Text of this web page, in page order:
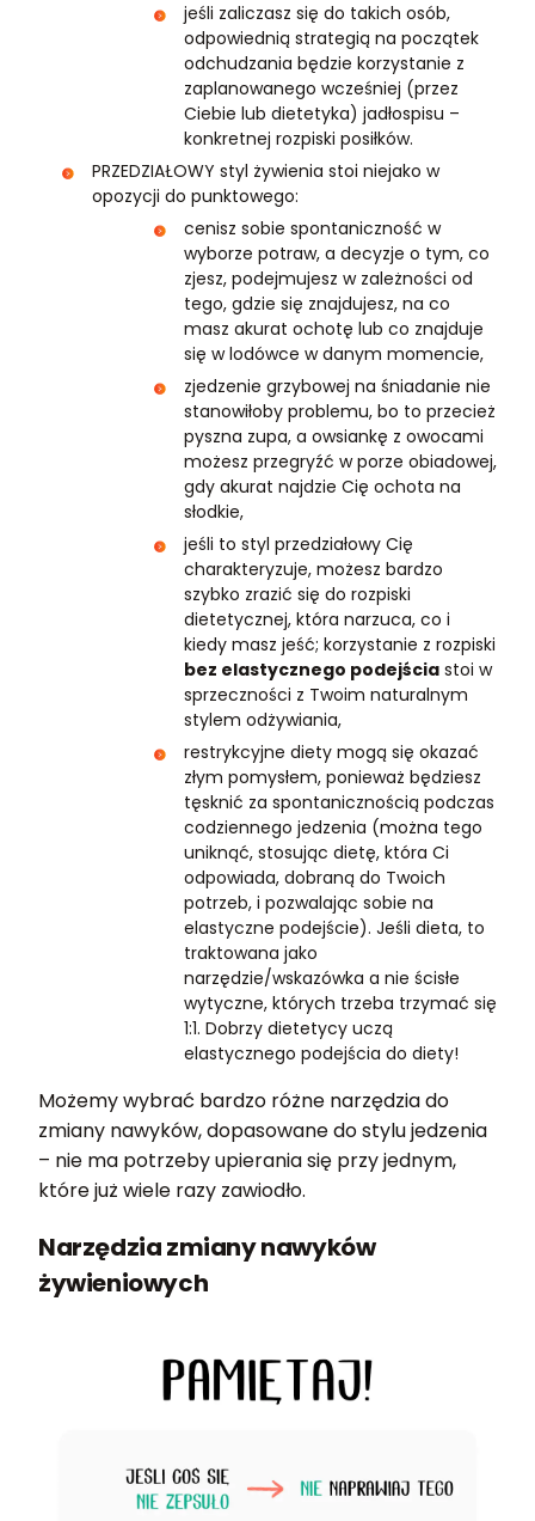
jeśli zaliczasz się do takich osób,
odpowiednią strategią na początek
odchudzania będzie korzystanie z
zaplanowanego wcześniej (przez
Ciebie lub dietetyka) jadłospisu –
konkretnej rozpiski posiłków.
PRZEDZIAŁOWY styl żywienia stoi niejako w
opozycji do punktowego:
cenisz sobie spontaniczność w
wyborze potraw, a decyzje o tym, co
zjesz, podejmujesz w zależności od
tego, gdzie się znajdujesz, na co
masz akurat ochotę lub co znajduje
się w lodówce w danym momencie,
zjedzenie grzybowej na śniadanie nie
stanowiłoby problemu, bo to przecież
pyszna zupa, a owsiankę z owocami
możesz przegryźć w porze obiadowej,
gdy akurat najdzie Cię ochota na
słodkie,
jeśli to styl przedziałowy Cię
charakteryzuje, możesz bardzo
szybko zrazić się do rozpiski
dietetycznej, która narzuca, co i
kiedy masz jeść; korzystanie z rozpiski
bez elastycznego podejścia stoi w
sprzeczności z Twoim naturalnym
stylem odżywiania,
restrykcyjne diety mogą się okazać
złym pomysłem, ponieważ będziesz
tęsknić za spontanicznością podczas
codziennego jedzenia (można tego
uniknąć, stosując dietę, która Ci
odpowiada, dobraną do Twoich
potrzeb, i pozwalając sobie na
elastyczne podejście). Jeśli dieta, to
traktowana jako
narzędzie/wskazówka a nie ścisłe
wytyczne, których trzeba trzymać się
1:1. Dobrzy dietetycy uczą
elastycznego podejścia do diety!
Możemy wybrać bardzo różne narzędzia do
zmiany nawyków, dopasowane do stylu jedzenia
– nie ma potrzeby upierania się przy jednym,
które już wiele razy zawiodło.
Narzędzia zmiany nawyków
żywieniowych